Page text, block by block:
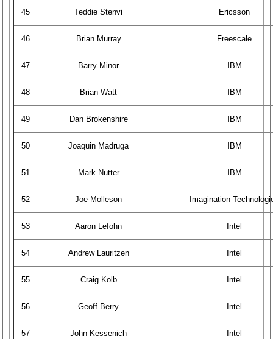
45 Teddie Stenvi Ericsson
46 Brian Murray Freescale
47 Barry Minor IBM
48 Brian Watt IBM
49 Dan Brokenshire IBM
50 Joaquin Madruga IBM
51 Mark Nutter IBM
52 Joe Molleson Imagination
53 Aaron Lefohn Intel
54 Andrew Lauritzen Intel
55 Craig Kolb Intel
56 Geoff Berry Intel
57 John Kessenich Intel